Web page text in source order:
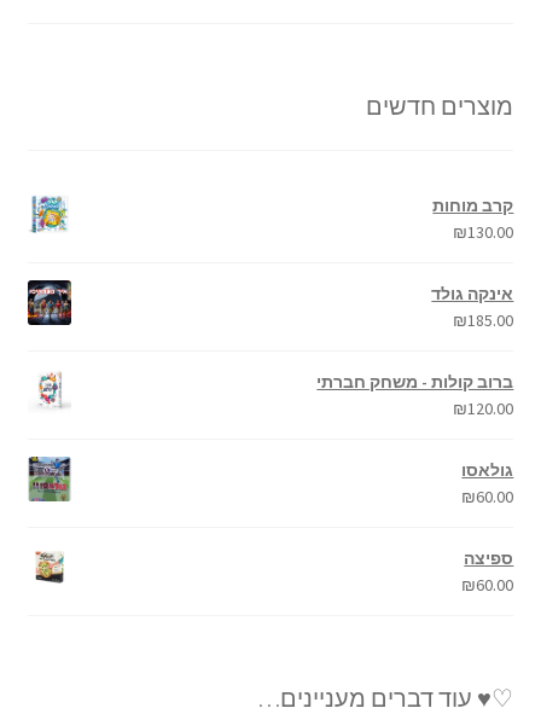
מוצרים חדשים
קרב מוחות
₪130.00
אינקה גולד
₪185.00
ברוב קולות - משחק חברתי
₪120.00
גולאסו
₪60.00
ספיצה
₪60.00
♡♥ עוד דברים מעניינים…